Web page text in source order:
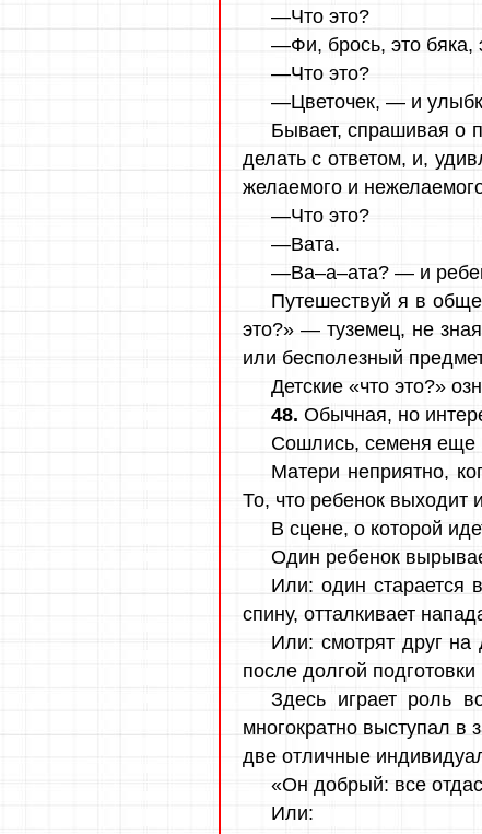
—Что это?
—Фи, брось, это бяка,
—Что это?
—Цветочек, — и
Бывает, спрашивая о
делать с ответом, и,
желаемого и
—Что это?
—Вата.
—Ва–а–ата? — и
Путешествуй я в
это?» — туземец, не
или бесполезный
Детские «что это?»
48.Обычная, но
Сошлись, семеня еще
Матери неприятно,
То, что ребенок выходит
В сцене, о которой
Один ребенок
Или: один старается
спину, отталкивает
Или: смотрят друг на
после долгой
Здесь играет роль
многократно выступал в
две отличные
«Он добрый: все
Или: